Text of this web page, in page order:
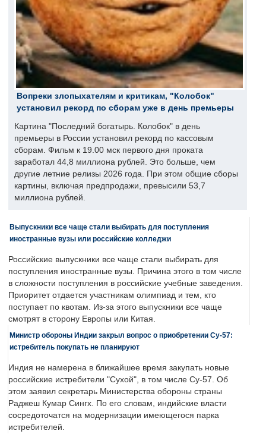
Вопреки злопыхателям и критикам, "Колобок"
установил рекорд по сборам уже в день премьеры
Картина "Последний богатырь. Колобок" в день
премьеры в России установил рекорд по кассовым
сборам. Фильм к 19.00 мск первого дня проката
заработал 44,8 миллиона рублей. Это больше, чем
другие летние релизы 2026 года. При этом общие сборы
картины, включая предпродажи, превысили 53,7
миллиона рублей.
Выпускники все чаще стали выбирать для поступления
иностранные вузы или российские колледжи
Российские выпускники все чаще стали выбирать для
поступления иностранные вузы. Причина этого в том числе
в сложности поступления в российские учебные заведения.
Приоритет отдается участникам олимпиад и тем, кто
поступает по квотам. Из-за этого выпускники все чаще
смотрят в сторону Европы или Китая.
Министр обороны Индии закрыл вопрос о приобретении Су-57:
истребитель покупать не планируют
Индия не намерена в ближайшее время закупать новые
российские истребители "Сухой", в том числе Су-57. Об
этом заявил секретарь Министерства обороны страны
Раджеш Кумар Сингх. По его словам, индийские власти
сосредоточатся на модернизации имеющегося парка
истребителей.